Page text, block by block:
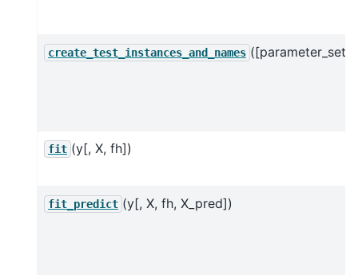
create_test_instances_and_names ([parameter_set])
fit (y[, X, fh])
fit_predict (y[, X, fh, X_pred])